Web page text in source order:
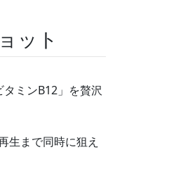
ット
ミンB12」を贅沢
生まで同時に狙え